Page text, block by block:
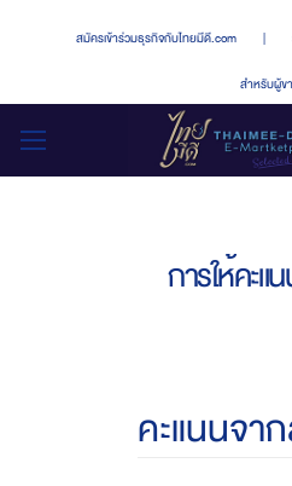
สมัครเข้าร่วมธุรกิจกับไทยมีดี.com |
สำหรับผู้ข
การให้คะแ
คะแนนจา